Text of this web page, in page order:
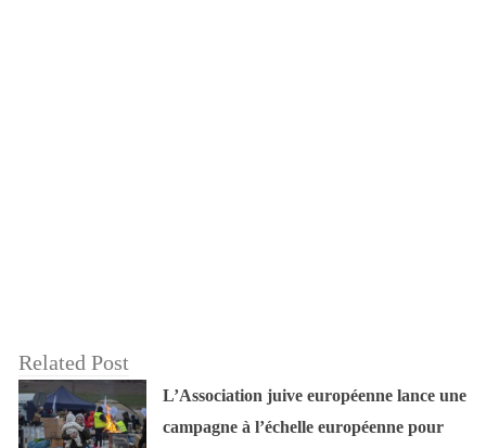
Related Post
L’Association juive européenne lance une
campagne à l’échelle européenne pour